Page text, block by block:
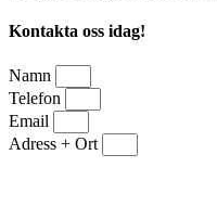
Kontakta oss idag!
Namn
Telefon
Email
Adress + Ort